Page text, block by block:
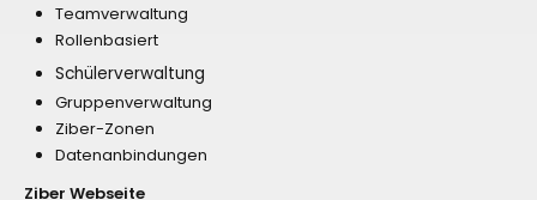
Teamverwaltung
Rollenbasiert
Schülerverwaltung
Gruppenverwaltung
Ziber-Zonen
Datenanbindungen
Ziber Webseite